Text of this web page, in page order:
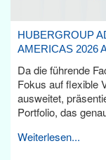
HUBERGROUP
AMERICAS 2026
Da die führende
Fokus auf flexible
ausweitet,
Portfolio, das
Weiterlesen...